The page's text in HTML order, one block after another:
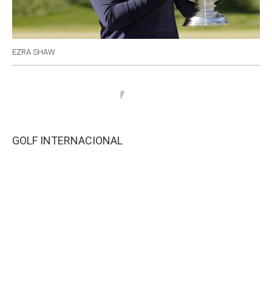
EZRA SHAW
GOLF INTERNACIONAL